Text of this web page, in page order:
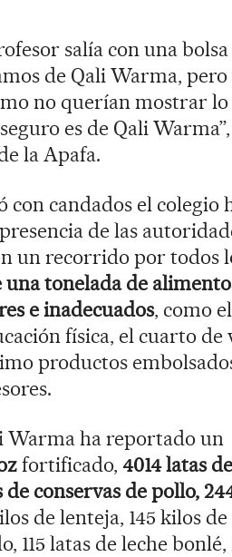
salía con una
de Qali Warma,
no querían mostrar
es de Qali
la Apafa.
candados el colegio
de las
un recorrido por todos
tonelada de
e inadecuados, como el
física, el cuarto de
productos
Warma ha reportado un
fortificado, 4014 latas de
de conservas de pollo,
de lenteja, 145 kilos
115 latas de leche bonlé,